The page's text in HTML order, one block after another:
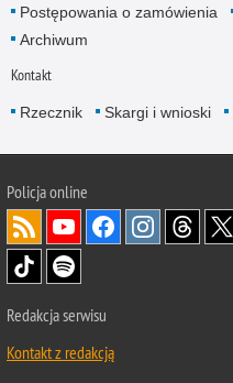
Postępowania o zamówienia
Archiwum
Kontakt
Rzecznik Skargi i wnioski
Policjaonline
Redakcja serwisu
Kontakt z redakcją